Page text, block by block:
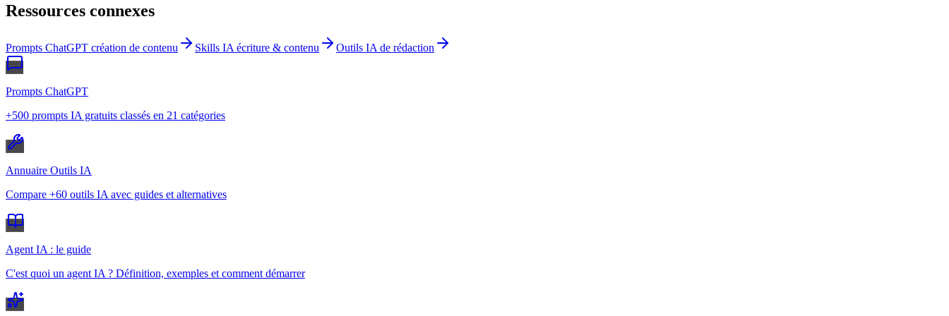
Ressources connexes
Prompts ChatGPT création de contenu Skills IA écriture & contenu Outils IA de rédaction
Prompts ChatGPT
+500 prompts IA gratuits classés en 21 catégories
Annuaire Outils IA
Compare +60 outils IA avec guides et alternatives
Agent IA : le guide
C'est quoi un agent IA ? Définition, exemples et comment démarrer